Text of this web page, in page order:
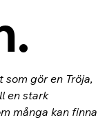
gör en Tröja,
en stark
många kan finna